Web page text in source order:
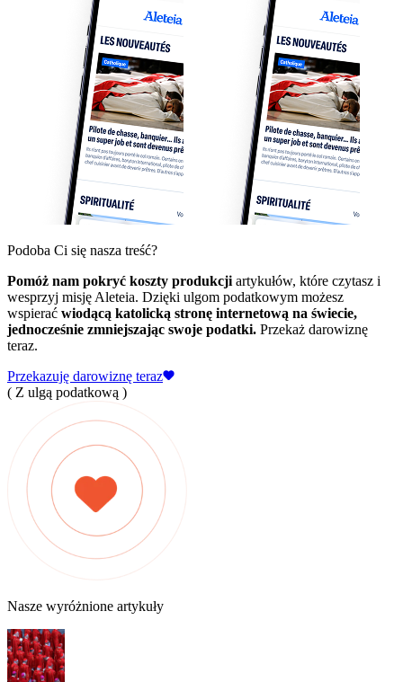
Podoba Ci się nasza treść?
Pomóż nam pokryć koszty produkcji artykułów, które czytasz i
wesprzyj misję Aleteia. Dzięki ulgom podatkowym możesz
wspierać wiodącą katolicką stronę internetową na świecie,
jednocześnie zmniejszając swoje podatki. Przekaż darowiznę
teraz.
Przekazuję darowiznę teraz
( Z ulgą podatkową )
Nasze wyróżnione artykuły